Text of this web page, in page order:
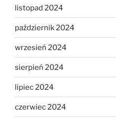
listopad 2024
październik 2024
wrzesień 2024
sierpień 2024
lipiec 2024
czerwiec 2024